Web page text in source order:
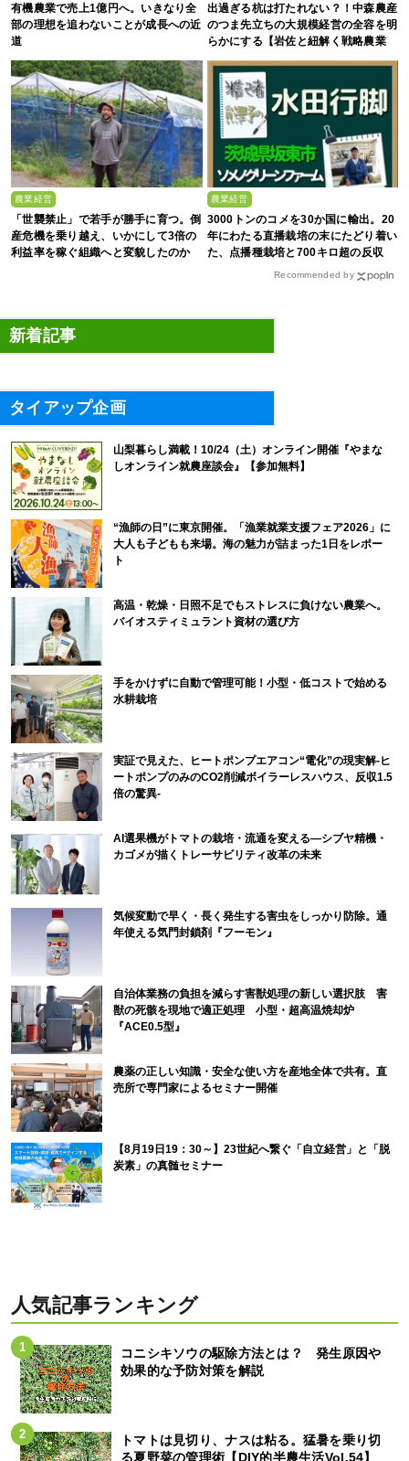
有機農業で売上1億円へ。いきなり全
部の理想を追わないことが成長への近
道
出過ぎる杭は打たれない？！中森農産
のつま先立ちの大規模経営の全容を明
らかにする【岩佐と紐解く戦略農業
農業経営
「世襲禁止」で若手が勝手に育つ。倒
産危機を乗り越え、いかにして3倍の
利益率を稼ぐ組織へと変貌したのか
農業経営
3000トンのコメを30か国に輸出。20
年にわたる直播栽培の末にたどり着い
た、点播種栽培と700キロ超の反収
Recommended by
新着記事
タイアップ企画
山梨暮らし満載！10/24（土）オンライン開催『やまな
しオンライン就農座談会』【参加無料】
“漁師の日”に東京開催。「漁業就業支援フェア2026」に
大人も子どもも来場。海の魅力が詰まった1日をレポー
ト
高温・乾燥・日照不足でもストレスに負けない農業へ。
バイオスティミュラント資材の選び方
手をかけずに自動で管理可能！小型・低コストで始める
水耕栽培
実証で見えた、ヒートポンプエアコン“電化”の現実解-ヒ
ートポンプのみのCO2削減ボイラーレスハウス、反収1.5
倍の驚異-
AI選果機がトマトの栽培・流通を変える―シブヤ精機・
カゴメが描くトレーサビリティ改革の未来
気候変動で早く・長く発生する害虫をしっかり防除。通
年使える気門封鎖剤『フーモン』
自治体業務の負担を減らす害獣処理の新しい選択肢 害
獣の死骸を現地で適正処理 小型・超高温焼却炉
『ACE0.5型』
農薬の正しい知識・安全な使い方を産地全体で共有。直
売所で専門家によるセミナー開催
【8月19日19：30～】23世紀へ繋ぐ「自立経営」と「脱
炭素」の真髄セミナー
人気記事ランキング
コニシキソウの駆除方法とは？ 発生原因や
効果的な予防対策を解説
トマトは見切り、ナスは粘る。猛暑を乗り切
る夏野菜の管理術【DIY的半農生活Vol.54】